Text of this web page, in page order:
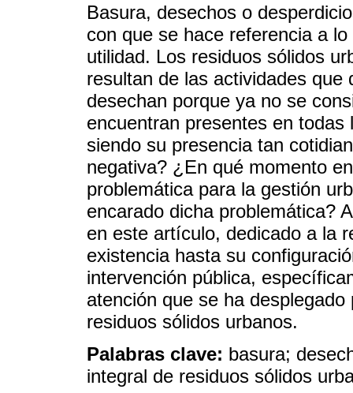
Basura, desechos o
con que se hace referencia a
utilidad. Los residuos sólidos
resultan de las actividades
desechan porque ya no se
encuentran presentes en
siendo su presencia tan
negativa? ¿En qué momento
problemática para la gestión
encarado dicha problemática?
en este artículo, dedicado a la
existencia hasta su
intervención pública,
atención que se ha
residuos sólidos urbanos.
Palabras clave: basura;
integral de residuos sólidos